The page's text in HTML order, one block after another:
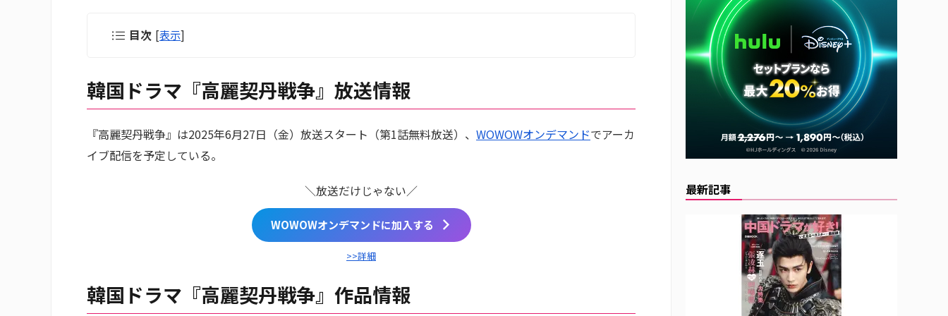
目次 [表示]
韓国ドラマ『高麗契丹戦争』放送情報
『高麗契丹戦争』は2025年6月27日（金）放送スタート（第1話無料放送）、 WOWOWオンデマンドでアーカ
イブ配信を予定している。
＼放送だけじゃない／
WOWOWオンデマンドに加入する
>>詳細
韓国ドラマ『高麗契丹戦争』作品情報
最新記事